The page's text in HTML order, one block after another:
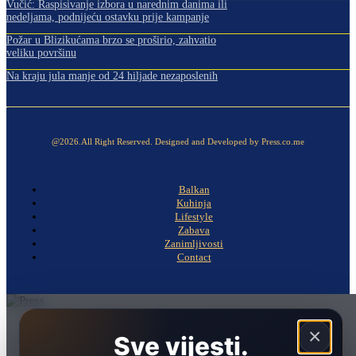
Vučić: Raspisivanje izbora u narednim danima ili
nedeljama, podnijeću ostavku prije kampanje
Požar u Blizikućama brzo se proširio, zahvatio
veliku površinu
Na kraju jula manje od 24 hiljade nezaposlenih
@2026.All Right Reserved. Designed and Developed by Press.co.me
Balkan
Kuhinja
Lifestyle
Zabava
Zanimljivosti
Contact
×
Sve vijesti.